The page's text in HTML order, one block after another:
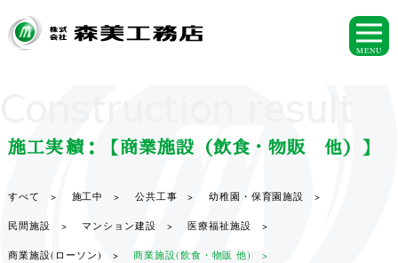
MENU
施工実績：【商業施設（飲食・物販 他）】
すべて > 施工中 > 公共工事 > 幼稚園・保育園施設 >
民間施設 > マンション建設 > 医療福祉施設 >
商業施設(ローソン) > 商業施設(飲食・物販 他) >